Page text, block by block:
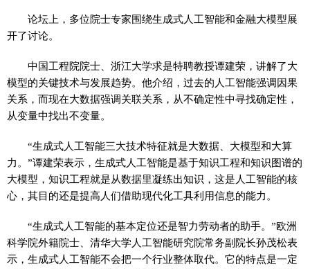
论坛上，多位院士专家围绕生成式人工智能和金融大模型展
开了讨论。
中国工程院院士、浙江大学求是特聘教授谭建荣，讲解了大
模型的关键技术与发展趋势。他介绍，过去的人工智能强调因果
关系，而现在大数据强调关联关系，从不确定性中寻找确定性，
从变量中找出不变量。
“生成式人工智能三大技术特征就是大数据、大模型和大算
力。”谭建荣表示，生成式人工智能是基于知识工程和知识图谱的
大模型，知识工程就是从数据里凝练出知识，这是人工智能的核
心，其目的还是提高人们借助现代化工具利用信息的能力。
“生成式人工智能的基本定位还是智力劳动者的助手。”欧洲
科学院外籍院士、清华大学人工智能研究院常务副院长孙茂松表
示，生成式人工智能不会把一个行业整体取代。它的特点是一定